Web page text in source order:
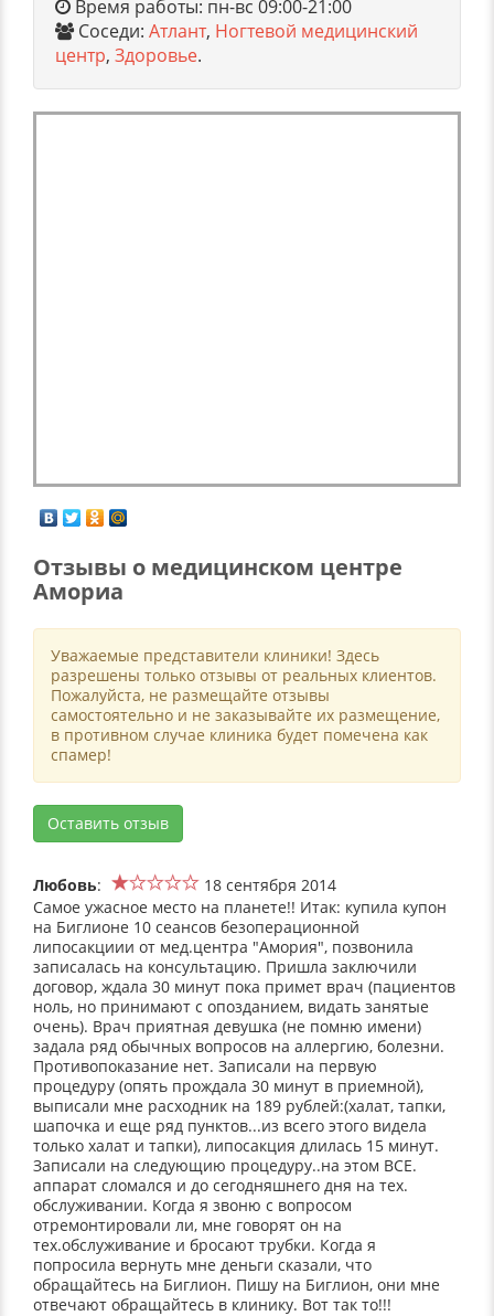
Время работы: пн-вс 09:00-21:00
Соседи: Атлант, Ногтевой медицинский
центр, Здоровье.
Отзывы о медицинском центре
Амориа
Уважаемые представители клиники! Здесь
разрешены только отзывы от реальных клиентов.
Пожалуйста, не размещайте отзывы
самостоятельно и не заказывайте их размещение,
в противном случае клиника будет помечена как
спамер!
Оставить отзыв
Любовь:
18 сентября 2014
Самое ужасное место на планете!! Итак: купила купон
на Биглионе 10 сеансов безоперационной
липосакциии от мед.центра "Амория", позвонила
записалась на консультацию. Пришла заключили
договор, ждала 30 минут пока примет врач (пациентов
ноль, но принимают с опозданием, видать занятые
очень). Врач приятная девушка (не помню имени)
задала ряд обычных вопросов на аллергию, болезни.
Противопоказание нет. Записали на первую
процедуру (опять прождала 30 минут в приемной),
выписали мне расходник на 189 рублей:(халат, тапки,
шапочка и еще ряд пунктов...из всего этого видела
только халат и тапки), липосакция длилась 15 минут.
Записали на следующию процедуру..на этом ВСЕ.
аппарат сломался и до сегодняшнего дня на тех.
обслуживании. Когда я звоню с вопросом
отремонтировали ли, мне говорят он на
тех.обслуживание и бросают трубки. Когда я
попросила вернуть мне деньги сказали, что
обращайтесь на Биглион. Пишу на Биглион, они мне
отвечают обращайтесь в клинику. Вот так то!!!